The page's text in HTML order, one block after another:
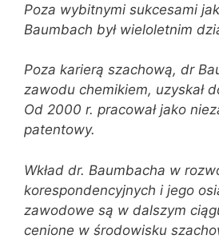
Poza wybitnymi sukcesami
Baumbach był wieloletnim
Poza karierą szachową, dr
zawodu chemikiem, uzyskał
Od 2000 r. pracował jako
patentowy.
Wkład dr. Baumbacha w
korespondencyjnych i jego
zawodowe są w dalszym
cenione w środowisku